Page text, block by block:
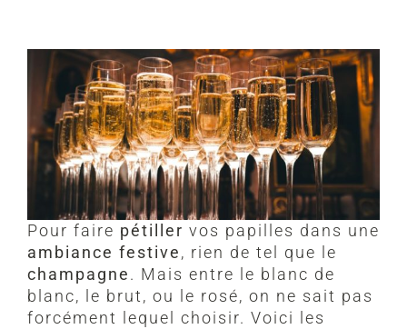
Pour faire pétiller vos papilles dans une
ambiance festive, rien de tel que le
champagne. Mais entre le blanc de
blanc, le brut, ou le rosé, on ne sait pas
forcément lequel choisir. Voici les